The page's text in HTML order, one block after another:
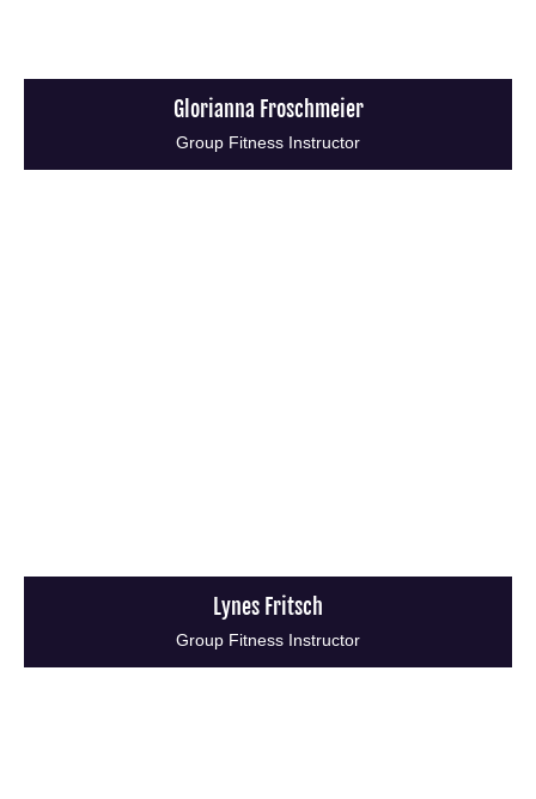
Glorianna Froschmeier
Group Fitness Instructor
Lynes Fritsch
Group Fitness Instructor